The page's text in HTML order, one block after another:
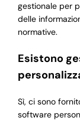
gestionale per
delle
normative.
Esistono
Sì, ci sono
software